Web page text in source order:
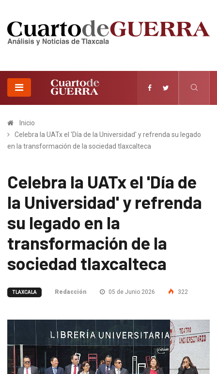
Inicio
Celebra la UATx el 'Día de la Universidad' y refrenda su legado
en la transformación de la sociedad tlaxcalteca
Celebra la UATx el 'Día de
la Universidad' y refrenda
su legado en la
transformación de la
sociedad tlaxcalteca
TLAXCALA Redacción 05 de Junio 2026 322